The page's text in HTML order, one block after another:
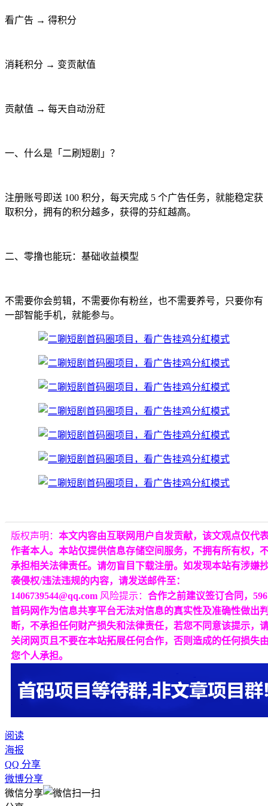
看广告 → 得积分
消耗积分 → 变贡献值
贡献值 → 每天自动汾葒
一、什么是「二刷短剧」？
注册账号即送 100 积分，每天完成 5 个广告任务，就能稳定获
取积分，拥有的积分越多，获得的芬紅越高。
二、零撸也能玩：基础收益模型
不需要你会剪辑，不需要你有粉丝，也不需要养号，只要你有
一部智能手机，就能参与。
版权声明： 本文内容由互联网用户自发贡献，该文观点仅代
作者本人。本站仅提供信息存储空间服务，不拥有所有权，
承担相关法律责任。请勿盲目下载注册。如发现本站有涉嫌
袭侵权/违法违规的内容，请发送邮件至：
1406739544@qq.com 风险提示： 合作之前建议签订合同，596
首码网作为信息共享平台无法对信息的真实性及准确性做出
断，不承担任何财产损失和法律责任，若您不同意该提示，
关闭网页且不要在本站拓展任何合作，否则造成的任何损失
您个人承担。
阅读
海报
QQ 分享
微博分享
微信分享